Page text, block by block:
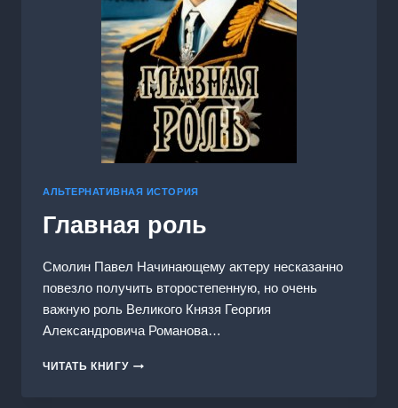
АЛЬТЕРНАТИВНАЯ ИСТОРИЯ
Главная роль
Смолин Павел Начинающему актеру несказанно
повезло получить второстепенную, но очень
важную роль Великого Князя Георгия
Александровича Романова…
ЧИТАТЬ КНИГУГЛАВНАЯ